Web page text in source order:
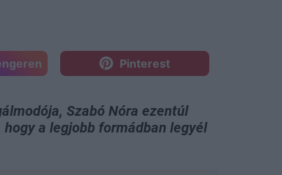
Pinterest
Szabó Nóra ezentúl
a legjobb formádban legyél